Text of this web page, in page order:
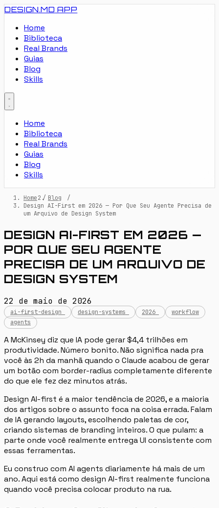
DESIGN.MD APP
Home
Biblioteca
Real Brands
Guias
Blog
Skills
Home
Biblioteca
Real Brands
Guias
Blog
Skills
Home / Blog
/
Design AI-First em 2026 — Por Que Seu Agente Precisa de
um Arquivo de Design System
DESIGN AI-FIRST EM 2026 —
POR QUE SEU AGENTE
PRECISA DE UM ARQUIVO DE
DESIGN SYSTEM
22 de maio de 2026
ai-first-design design-systems 2026
workflow
agents
A McKinsey diz que IA pode gerar $4,4 trilhões em
produtividade. Número bonito. Não significa nada pra
você às 2h da manhã quando o Claude acabou de gerar
um botão com border-radius completamente diferente
do que ele fez dez minutos atrás.
Design AI-first é a maior tendência de 2026, e a maioria
dos artigos sobre o assunto foca na coisa errada. Falam
de IA gerando layouts, escolhendo paletas de cor,
criando sistemas de branding inteiros. O que pulam: a
parte onde você realmente entrega UI consistente com
essas ferramentas.
Eu construo com AI agents diariamente há mais de um
ano. Aqui está como design AI-first realmente funciona
quando você precisa colocar produto na rua.